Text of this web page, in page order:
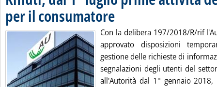
per il consumatore . Pubblicata martedì 10 aprile 2018 alle
Con la delibera 197/2018/R/rif
approvato disposizioni
gestione delle richieste di
segnalazioni degli utenti del
all'Autorità dal 1° gennaio